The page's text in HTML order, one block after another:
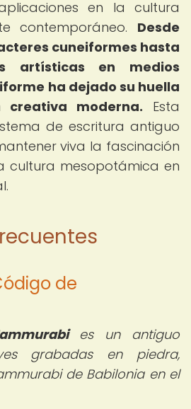
en la cultura
contemporáneo. Desde
cuneiformes hasta
artísticas en medios
ha dejado su huella
creativa moderna. Esta
de escritura antiguo
viva la fascinación
cultura mesopotámica en
de
es un antiguo
grabadas en piedra,
de Babilonia en el